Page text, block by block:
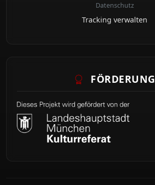
Datenschutz
Tracking verwalten
FÖRDERUNG